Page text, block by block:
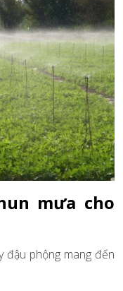
mưa cho
đậu phộng mang đến